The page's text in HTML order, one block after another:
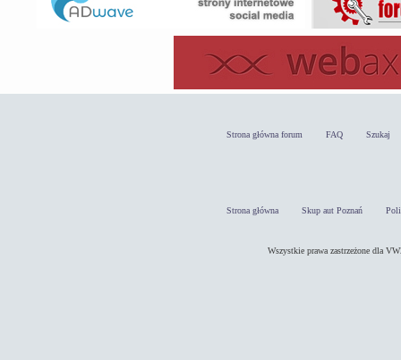
Strona główna forum FAQ Szukaj
Strona główna Skup aut Poznań
Wszystkie prawa zastrzeżone dla